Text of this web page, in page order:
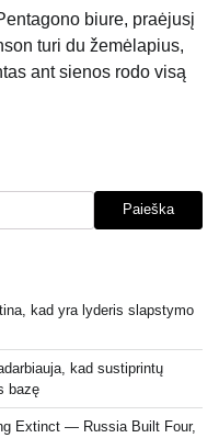
biure, praėjusį
turi du žemėlapius,
ant sienos rodo visą
Paieška
kad yra lyderis slapstymo
kad sustiprintų
bazę
Extinct — Russia Built Four,